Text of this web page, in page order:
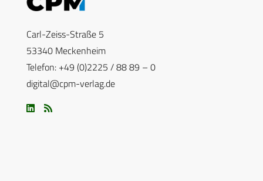
Carl-Zeiss-Straße 5
53340 Meckenheim
Telefon: +49 (0)2225 / 88 89 – 0
digital@cpm-verlag.de